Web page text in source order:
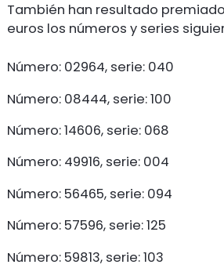
También han resultado
euros los números y series
Número: 02964, serie: 040
Número: 08444, serie: 100
Número: 14606, serie: 068
Número: 49916, serie: 004
Número: 56465, serie: 094
Número: 57596, serie: 125
Número: 59813, serie: 103